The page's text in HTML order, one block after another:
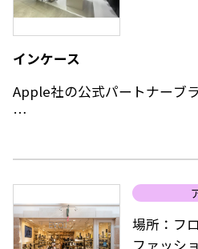
インケース
Apple社の公式パートナーブ
持ち運びに適したブランド
シンプル、効率的、機敏の要
いるのが特徴です。場所：フ
ファッシ